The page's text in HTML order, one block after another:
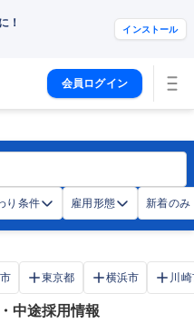
！ インストール
会員ログイン
り条件 雇用形態 新着のみ
東京都 横浜市 川
中途採用情報